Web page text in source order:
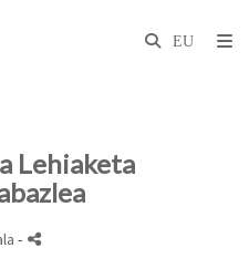
Lehiaketa
-